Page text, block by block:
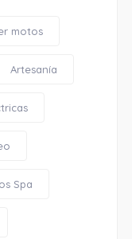
motos
Artesanía
Spa